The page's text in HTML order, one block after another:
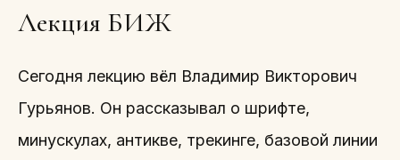
Лекция БИЖ
Сегодня лекцию вёл Владимир Викторович
Гурьянов. Он рассказывал о шрифте,
минускулах, антикве, трекинге, базовой линии